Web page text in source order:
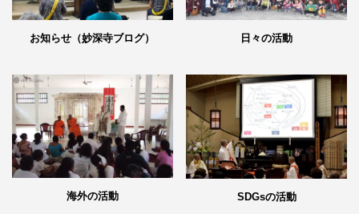
お知らせ（妙深寺ブログ） 日々の活動
海外の活動 SDGsの活動